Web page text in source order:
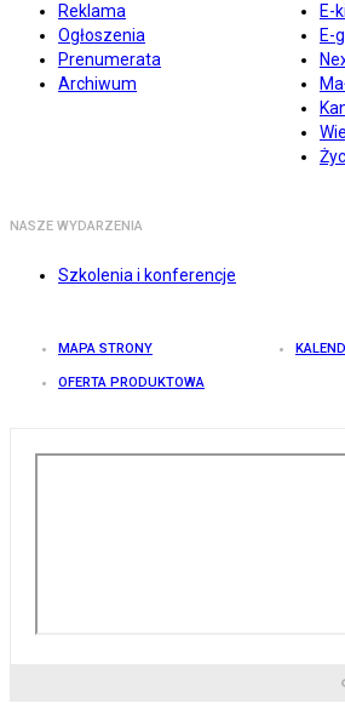
Reklama
Ogłoszenia
Prenumerata
Archiwum
E-
E-
NASZE WYDARZENIA
Szkolenia i konferencje
MAPA STRONY
OFERTA PRODUKTOWA